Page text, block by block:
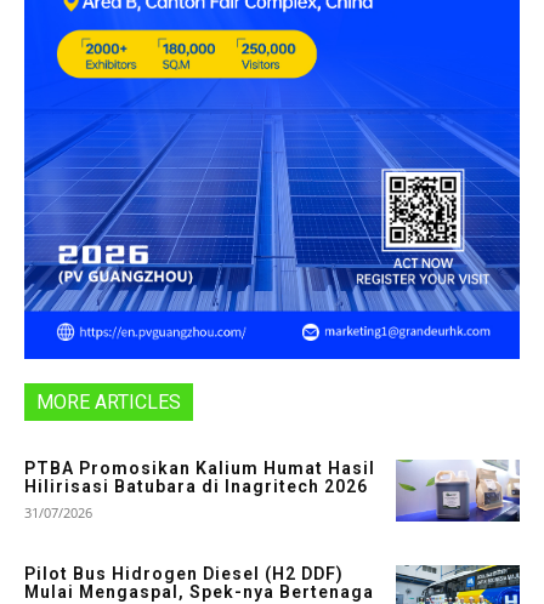
MORE ARTICLES
PTBA Promosikan Kalium Humat Hasil
Hilirisasi Batubara di Inagritech 2026
31/07/2026
Pilot Bus Hidrogen Diesel (H2 DDF)
Mulai Mengaspal, Spek-nya Bertenaga